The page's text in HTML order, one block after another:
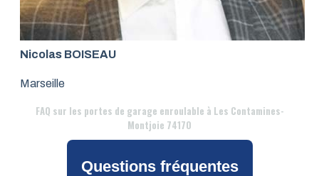
Nicolas BOISEAU
Marseille
FAQ sur les portes de garage enroulable à Les Contamines-
Montjoie 74170
Questions fréquentes